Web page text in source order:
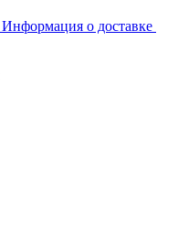
Информация о доставке